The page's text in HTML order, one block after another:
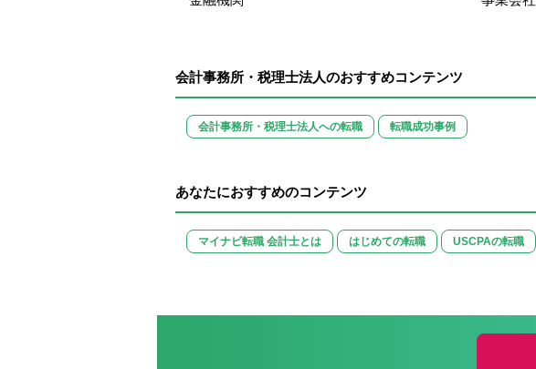
会計事務所・税理士法人のおすすめコンテンツ
会計事務所・税理士法人への転職 転職成功事例
あなたにおすすめのコンテンツ
マイナビ転職 会計士とは はじめての転職 USCPAの転職